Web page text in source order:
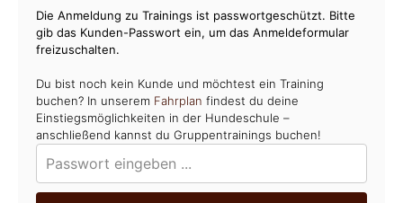
Die Anmeldung zu Trainings ist passwortgeschützt. Bitte
gib das Kunden-Passwort ein, um das Anmeldeformular
freizuschalten.
Du bist noch kein Kunde und möchtest ein Training
buchen? In unserem Fahrplan findest du deine
Einstiegsmöglichkeiten in der Hundeschule –
anschließend kannst du Gruppentrainings buchen!